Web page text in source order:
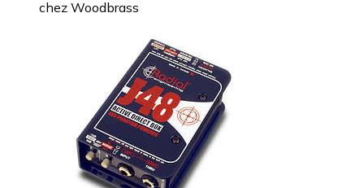
chez Woodbrass